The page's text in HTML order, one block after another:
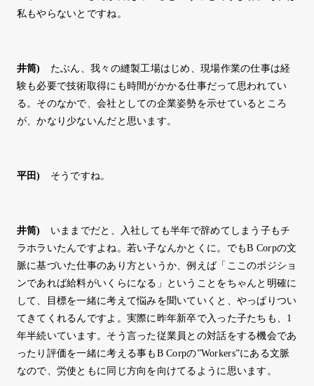
私もやらないとですね。
井筒)
たぶん、我々の縫製工場はじめ、現場作業の仕事は経
験も必要で技術取得にも時間がかかる仕事だって思われてい
る。そのなかで、会社としての企業姿勢を示せているところ
が、かなり少ないんだと思います。
平田) そうですね。
井筒)
いままでだと、入社しても半年で辞めてしまう子もチ
ラホラいたんですよね。若い子なんかとくに。でもB Corpの文
脈に基づいた仕事のあり方というか、例えば「ここのポジショ
ンであれば給料がいくらになる」ということをちゃんと明確に
して、目標を一緒に考えて悩みを聞いていくと、やっぱりつい
てきてくれるんですよ。実際に昨年新卒で入った子たちも、1
年半続いています。そう言った従業員との対話をする機会であ
ったり評価を一緒に考える事もB Corpの”Workers”にある文脈
なので、労使ともに同じ方向を向けてるように思います。